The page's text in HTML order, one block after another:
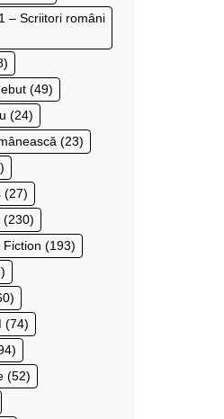
– Scriitori români
(49)
(24)
(23)
(27)
(230)
Fiction (193)
(74)
(52)